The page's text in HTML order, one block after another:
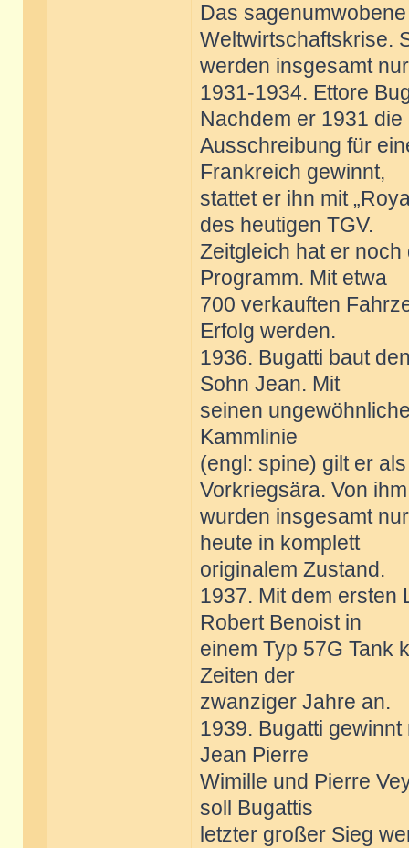
Das
Weltwirtschaftskrise.
werden insgesamt
1931-1934. Ettore
Nachdem er 1931 die
Ausschreibung für
Frankreich gewinnt,
stattet er ihn mit
des heutigen TGV.
Zeitgleich hat er
Programm. Mit etwa
700 verkauften
Erfolg werden.
1936. Bugatti baut
Sohn Jean. Mit
seinen
Kammlinie
(engl: spine) gilt er
Vorkriegsära. Von ihm
wurden insgesamt
heute in komplett
originalem Zustand.
1937. Mit dem ersten
Robert Benoist in
einem Typ 57G Tank
Zeiten der
zwanziger Jahre an.
1939. Bugatti
Jean Pierre
Wimille und Pierre
soll Bugattis
letzter großer Sieg